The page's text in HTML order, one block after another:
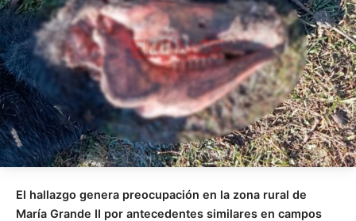
El hallazgo genera preocupación en la zona rural de
María Grande II por antecedentes similares en campos